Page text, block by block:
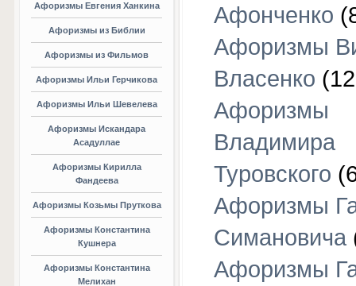
Афоризмы Евгения Ханкина
Афоризмы из Библии
Афоризмы из Фильмов
Афоризмы Ильи Герчикова
Афоризмы Ильи Шевелева
Афоризмы Искандара
Асадуллае
Афоризмы Кирилла
Фандеева
Афоризмы Козьмы Пруткова
Афоризмы Константина
Кушнера
Афоризмы Константина
Мелихан
Афонченко
Афоризмы
Власенко
Афоризмы
Владимира
Туровского
Афоризмы
Симановича
Афоризмы